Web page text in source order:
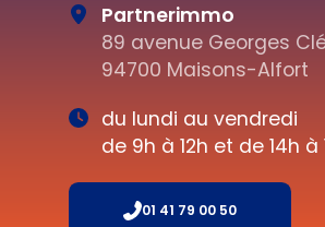
Partnerimmo
89 avenue Georges
94700 Maisons-Alfort
du lundi au vendredi
de 9h à 12h et de 14h à
01 41 79 00 50